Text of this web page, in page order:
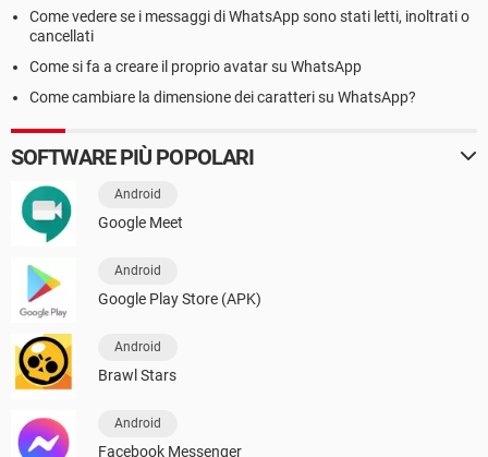
Come vedere se i messaggi di WhatsApp sono stati letti, inoltrati o
cancellati
Come si fa a creare il proprio avatar su WhatsApp
Come cambiare la dimensione dei caratteri su WhatsApp?
SOFTWARE PIÙ POPOLARI
Android
Google Meet
Android
Google Play Store (APK)
Android
Brawl Stars
Android
Facebook Messenger